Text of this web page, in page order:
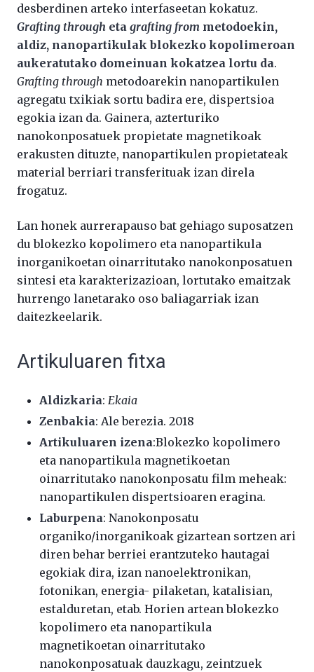
desberdinen arteko interfaseetan kokatuz.
Grafting through eta grafting from metodoekin,
aldiz, nanopartikulak blokezko kopolimeroan
aukeratutako domeinuan kokatzea lortu da.
Grafting through metodoarekin nanopartikulen
agregatu txikiak sortu badira ere, dispertsioa
egokia izan da. Gainera, azterturiko
nanokonposatuek propietate magnetikoak
erakusten dituzte, nanopartikulen propietateak
material berriari transferituak izan direla
frogatuz.
Lan honek aurrerapauso bat gehiago suposatzen
du blokezko kopolimero eta nanopartikula
inorganikoetan oinarritutako nanokonposatuen
sintesi eta karakterizazioan, lortutako emaitzak
hurrengo lanetarako oso baliagarriak izan
daitezkeelarik.
Artikuluaren fitxa
Aldizkaria: Ekaia
Zenbakia: Ale berezia. 2018
Artikuluaren izena:Blokezko kopolimero
eta nanopartikula magnetikoetan
oinarritutako nanokonposatu film meheak:
nanopartikulen dispertsioaren eragina.
Laburpena: Nanokonposatu
organiko/inorganikoak gizartean sortzen ari
diren behar berriei erantzuteko hautagai
egokiak dira, izan nanoelektronikan,
fotonikan, energia- pilaketan, katalisian,
estalduretan, etab. Horien artean blokezko
kopolimero eta nanopartikula
magnetikoetan oinarritutako
nanokonposatuak dauzkagu, zeintzuek